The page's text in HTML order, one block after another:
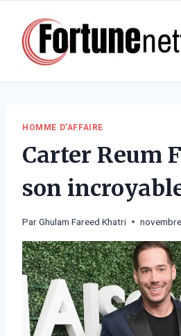
contenu
HOMME D’AFFAIRE
Carter Reum
son
ParGhulam Fareed Khatri